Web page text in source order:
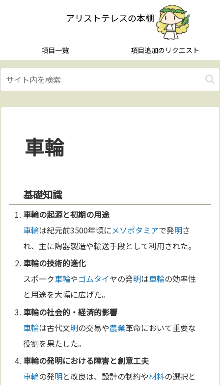
アリストテレスの本棚
項目一覧 項目追加のリクエスト
車輪
基礎知識
車輪の起源と初期の用途
車輪は紀元前3500年頃にメソポタミアで発明さ
れ、主に陶器製造や輸送手段として利用された。
車輪の技術的進化
スポーク車輪やゴムタイヤの発明は車輪の効率性
と用途を大幅に広げた。
車輪の社会的・経済的影響
車輪は古代文明の交易や農業革命において重要な
役割を果たした。
車輪の発明における障害と創意工夫
車輪の発明と改良は、設計の制約や材料の選択と